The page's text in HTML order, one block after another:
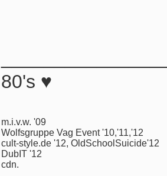
80's ♥
m.i.v.w. '09
Wolfsgruppe Vag Event '10,'11,'12
cult-style.de '12, OldSchoolSuicide'12
DubIT '12
cdn.